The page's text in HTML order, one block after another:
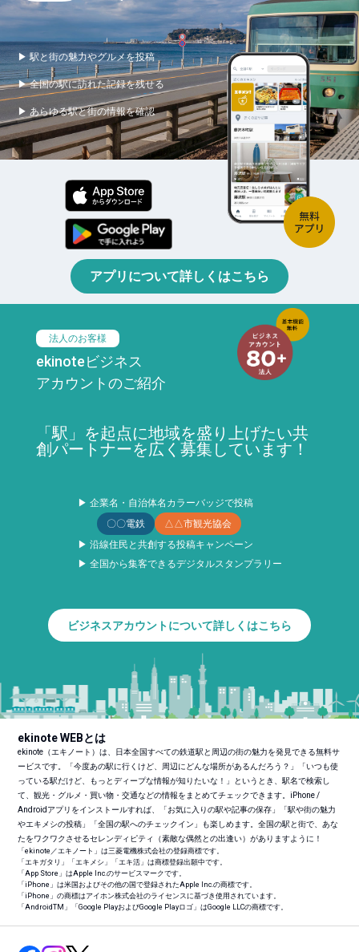
▶ 駅と街の魅力やグルメを投稿
▶ 全国の駅に訪れた記録を残せる
▶ あらゆる駅と街の情報を確認
アプリについて詳しくはこちら
法人のお客様
ekinoteビジネス
アカウントのご紹介
「駅」を起点に地域を盛り上げたい共
創パートナーを広く募集しています！
▶ 企業名・自治体名カラーバッジで投稿
〇〇電鉄
△△市観光協会
▶ 沿線住民と共創する投稿キャンペーン
▶ 全国から集客できるデジタルスタンプラリー
ビジネスアカウントについて詳しくはこちら
ekinote WEBとは
ekinote（エキノート）は、日本全国すべての鉄道駅と周辺の街の魅力を発見できる無料サ
ービスです。「今度あの駅に行くけど、周辺にどんな場所があるんだろう？」「いつも使
っている駅だけど、もっとディープな情報が知りたいな！」というとき、駅名で検索し
て、観光・グルメ・買い物・交通などの情報をまとめてチェックできます。iPhone /
Androidアプリをインストールすれば、「お気に入りの駅や記事の保存」「駅や街の魅力
やエキメシの投稿」「全国の駅へのチェックイン」も楽しめます。全国の駅と街で、あな
たをワクワクさせるセレンディピティ（素敵な偶然との出逢い）がありますように！
「ekinote／エキノート」は三菱電機株式会社の登録商標です。
「エキガタリ」「エキメシ」「エキ活」は商標登録出願中です。
「App Store」はApple Inc.のサービスマークです。
「iPhone」は米国およびその他の国で登録されたApple Inc.の商標です。
「iPhone」の商標はアイホン株式会社のライセンスに基づき使用されています。
「AndroidTM 」「Google PlayおよびGoogle Playロゴ」はGoogle LLCの商標です。